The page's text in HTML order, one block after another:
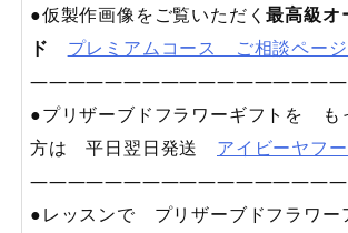
●仮製作画像をご覧いただく最高級オ
ド
プレミアムコース ご相談ペー
●プリザーブドフラワーギフトを も
方は 平日翌日発送 アイビーヤフ
●レッスンで プリザーブドフラワー